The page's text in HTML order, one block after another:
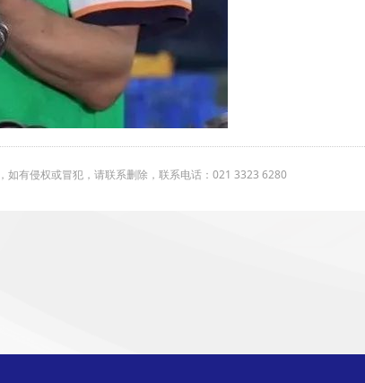
如有侵权或冒犯，请联系删除，联系电话：021 3323 6280